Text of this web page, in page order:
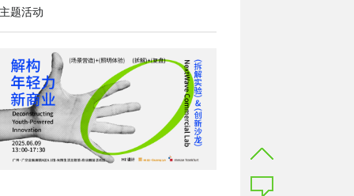
题活动